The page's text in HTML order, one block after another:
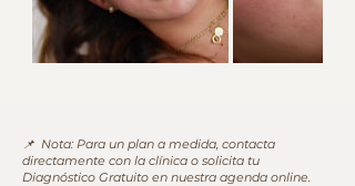
📌 Nota: Para un plan a medida, contacta
directamente con la clínica o solicita tu
Diagnóstico Gratuito en nuestra agenda online.